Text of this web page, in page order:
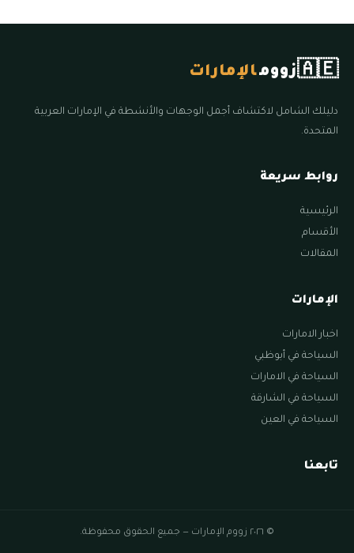
🇦🇪زوومالإمارات
دليلك الشامل لاكتشاف أجمل الوجهات والأنشطة في الإمارات العربية
المتحدة.
روابط سريعة
الرئيسية
الأقسام
المقالات
الإمارات
اخبار الامارات
السياحة في أبوظبي
السياحة في الامارات
السياحة في الشارقة
السياحة في العين
تابعنا
© ٢٠٢٦ زووم الإمارات — جميع الحقوق محفوظة.